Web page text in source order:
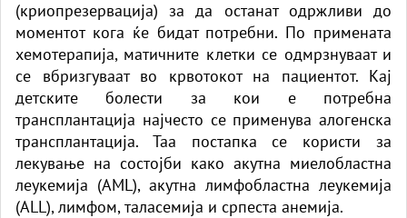
(криопрезервација) за да останат одржливи до
моментот кога ќе бидат потребни. По примената
хемотерапија, матичните клетки се одмрзнуваат и
се вбризгуваат во крвотокот на пациентот. Кај
детските болести за кои е потребна
трансплантација најчесто се применува алогенска
трансплантација. Таа постапка се користи за
лекување на состојби како акутна миелобластна
леукемија (AML), акутна лимфобластна леукемија
(ALL), лимфом, таласемија и српеста анемија.